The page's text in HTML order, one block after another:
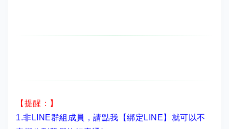
【提醒：】
1.非LINE群組成員， 請點我【綁定LINE】 就可以不